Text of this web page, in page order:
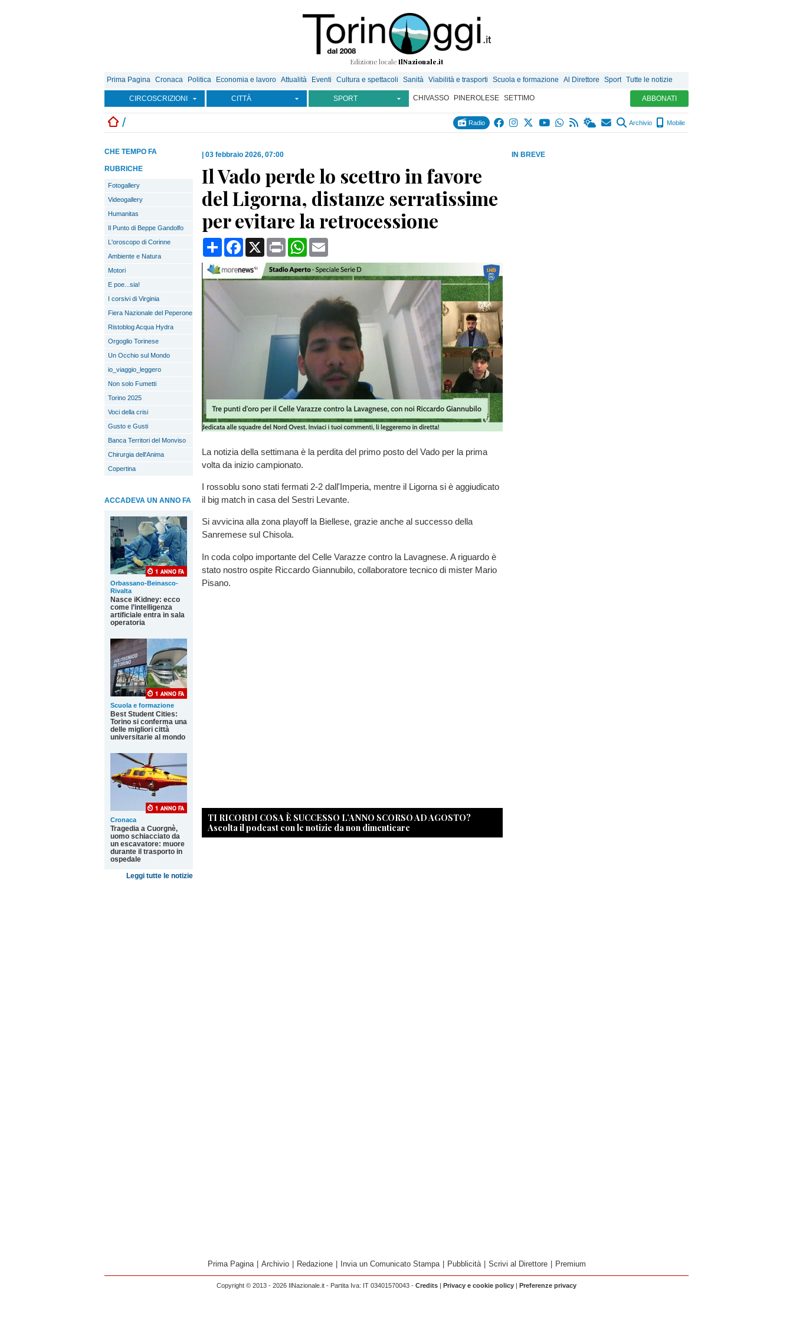
Edizione locale IlNazionale.it
Prima Pagina Cronaca Politica Economia e lavoro Attualità Eventi Cultura e spettacoli Sanità Viabilità e trasporti Scuola e formazione Al Direttore Sport Tutte le notizie
CIRCOSCRIZIONI CITTÀ SPORT CHIVASSO PINEROLESE SETTIMO ABBONATI
/ Radio Archivio Mobile
IN BREVE
CHE TEMPO FA
RUBRICHE
Fotogallery
Videogallery
Humanitas
Il Punto di Beppe Gandolfo
L'oroscopo di Corinne
Ambiente e Natura
Motori
E poe...sia!
I corsivi di Virginia
Fiera Nazionale del Peperone
Ristoblog Acqua Hydra
Orgoglio Torinese
Un Occhio sul Mondo
io_viaggio_leggero
Non solo Fumetti
Torino 2025
Voci della crisi
Gusto e Gusti
Banca Territori del Monviso
Chirurgia dell'Anima
Copertina
ACCADEVA UN ANNO FA
Orbassano-Beinasco-
Rivalta
Nasce iKidney: ecco
come l’intelligenza
artificiale entra in sala
operatoria
Scuola e formazione
Best Student Cities:
Torino si conferma una
delle migliori città
universitarie al mondo
Cronaca
Tragedia a Cuorgnè,
uomo schiacciato da
un escavatore: muore
durante il trasporto in
ospedale
Leggi tutte le notizie
03 febbraio 2026, 07:00
Il Vado perde lo scettro in favore
del Ligorna, distanze serratissime
per evitare la retrocessione
CondividiFacebook
X Print WhatsApp
La notizia della settimana è la perdita del primo posto del Vado per la prima
volta da inizio campionato.
I rossoblu sono stati fermati 2-2 dall'Imperia, mentre il Ligorna si è aggiudicato
il big match in casa del Sestri Levante.
Si avvicina alla zona playoff la Biellese, grazie anche al successo della
Sanremese sul Chisola.
In coda colpo importante del Celle Varazze contro la Lavagnese. A riguardo è
stato nostro ospite Riccardo Giannubilo, collaboratore tecnico di mister Mario
Pisano.
TI RICORDI COSA È SUCCESSO L’ANNO SCORSO AD AGOSTO?
Ascolta il podcast con le notizie da non dimenticare
Prima Pagina Archivio Redazione Invia un Comunicato Stampa Pubblicità Scrivi al Direttore Premium
Copyright © 2013 - 2026 IlNazionale.it - Partita Iva: IT 03401570043 - Credits | Privacy e cookie policy | Preferenze privacy